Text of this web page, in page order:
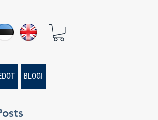
BLOGI